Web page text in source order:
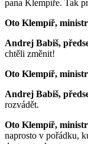
pana Klempíře. Tak
Oto Klempíř,
Andrej Babiš,
chtěli změnit!
Oto Klempíř,
Andrej Babiš,
rozvádět.
Oto Klempíř,
naprosto v pořádku,